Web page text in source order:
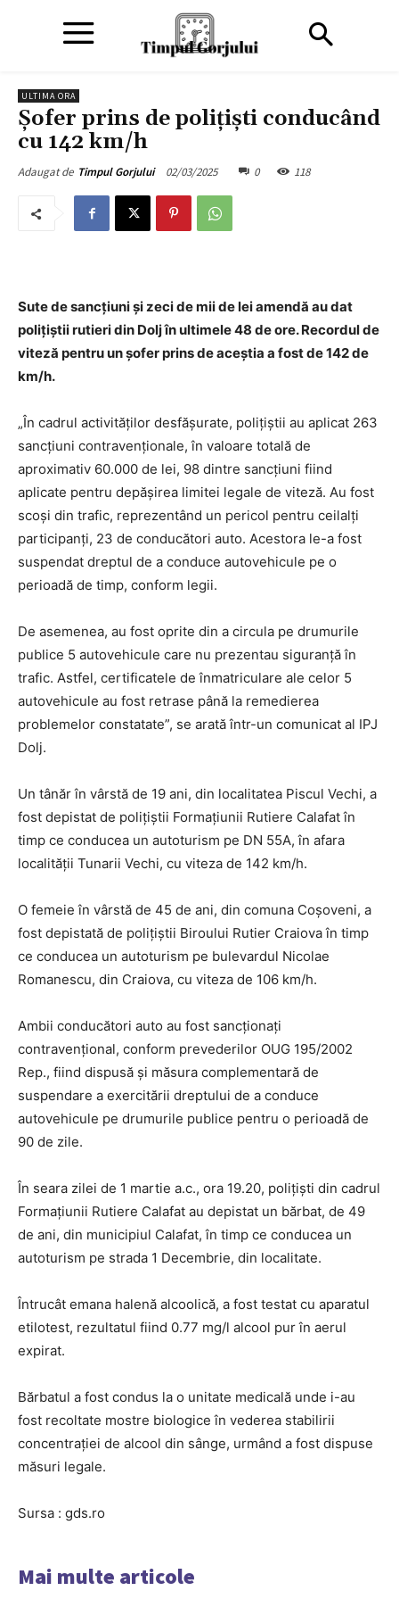
ULTIMA ORA
Șofer prins de polițiști conducând
cu 142 km/h
Adaugat de Timpul Gorjului 02/03/2025 0 118
Sute de sancțiuni și zeci de mii de lei amendă au dat
polițiștii rutieri din Dolj în ultimele 48 de ore. Recordul de
viteză pentru un șofer prins de aceștia a fost de 142 de
km/h.
„În cadrul activităţilor desfăşurate, polițiștii au aplicat 263
sancţiuni contravenţionale, în valoare totală de
aproximativ 60.000 de lei, 98 dintre sancțiuni fiind
aplicate pentru depășirea limitei legale de viteză. Au fost
scoși din trafic, reprezentând un pericol pentru ceilalți
participanți, 23 de conducători auto. Acestora le-a fost
suspendat dreptul de a conduce autovehicule pe o
perioadă de timp, conform legii.
De asemenea, au fost oprite din a circula pe drumurile
publice 5 autovehicule care nu prezentau siguranță în
trafic. Astfel, certificatele de înmatriculare ale celor 5
autovehicule au fost retrase până la remedierea
problemelor constatate”, se arată într-un comunicat al IPJ
Dolj.
Un tânăr în vârstă de 19 ani, din localitatea Piscul Vechi, a
fost depistat de poliţiştii Formațiunii Rutiere Calafat în
timp ce conducea un autoturism pe DN 55A, în afara
localității Tunarii Vechi, cu viteza de 142 km/h.
O femeie în vârstă de 45 de ani, din comuna Coșoveni, a
fost depistată de poliţiştii Biroului Rutier Craiova în timp
ce conducea un autoturism pe bulevardul Nicolae
Romanescu, din Craiova, cu viteza de 106 km/h.
Ambii conducători auto au fost sancționați
contravențional, conform prevederilor OUG 195/2002
Rep., fiind dispusă și măsura complementară de
suspendare a exercitării dreptului de a conduce
autovehicule pe drumurile publice pentru o perioadă de
90 de zile.
În seara zilei de 1 martie a.c., ora 19.20, polițiști din cadrul
Formațiunii Rutiere Calafat au depistat un bărbat, de 49
de ani, din municipiul Calafat, în timp ce conducea un
autoturism pe strada 1 Decembrie, din localitate.
Întrucât emana halenă alcoolică, a fost testat cu aparatul
etilotest, rezultatul fiind 0.77 mg/l alcool pur în aerul
expirat.
Bărbatul a fost condus la o unitate medicală unde i-au
fost recoltate mostre biologice în vederea stabilirii
concentrației de alcool din sânge, urmând a fost dispuse
măsuri legale.
Sursa : gds.ro
Mai multe articole